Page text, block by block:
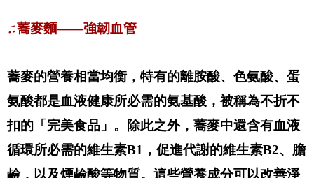
♫蕎麥麵——強韌血管
蕎麥的營養相當均衡，特有的離胺酸、色氨酸、蛋
氨酸都是血液健康所必需的氨基酸，被稱為不折不
扣的「完美食品」。除此之外，蕎麥中還含有血液
循環所必需的維生素B1，促進代謝的維生素B2、膽
鹼，以及煙鹼酸等物質。這些營養成分可以改善淨